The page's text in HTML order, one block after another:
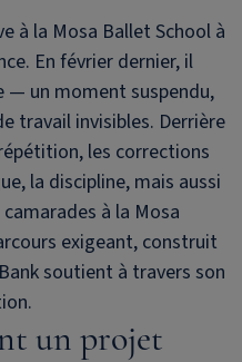
à la Mosa Ballet School à
En février dernier, il
— un moment suspendu,
travail invisibles. Derrière
les corrections
la discipline, mais aussi
à la Mosa
exigeant, construit
soutient à travers son
un projet